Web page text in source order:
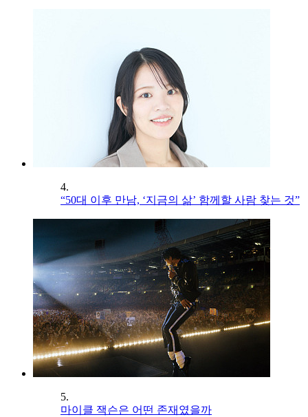
4.
“50대 이후 만남, ‘지금의 삶’ 함께할 사람 찾는 것”
5.
마이클 잭슨은 어떤 존재였을까